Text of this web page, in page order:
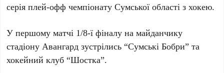
серія плей-офф чемпіонату Сумської області з хокею.
У першому матчі 1/8-ї фіналу на майданчику
стадіону Авангард зустрілись “Сумські Бобри” та
хокейний клуб “Шостка”.